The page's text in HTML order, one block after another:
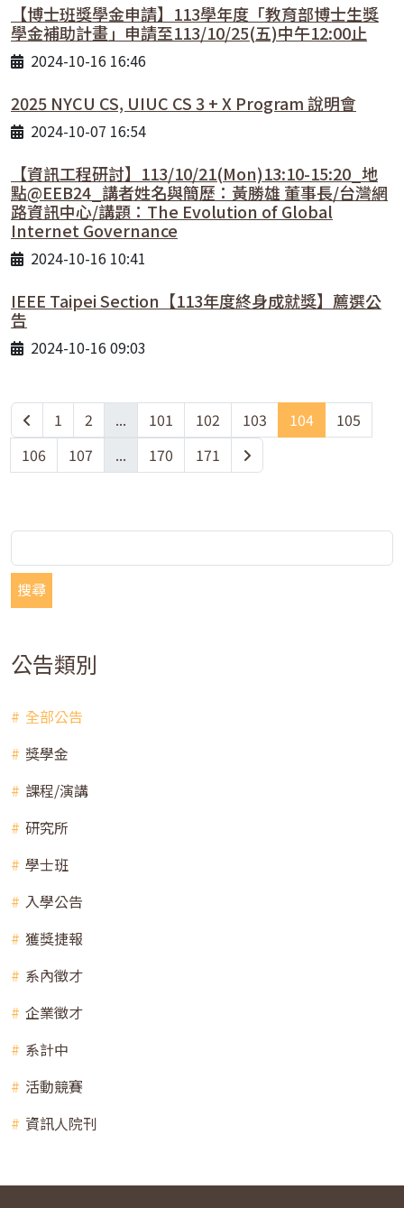
【博士班獎學金申請】113學年度「教育部博士生獎
學金補助計畫」申請至113/10/25(五)中午12:00止
2024-10-16 16:46
2025 NYCU CS, UIUC CS 3 + X Program 說明會
2024-10-07 16:54
【資訊工程研討】113/10/21(Mon)13:10-15:20_地
點@EEB24_講者姓名與簡歷：黃勝雄 董事長/台灣網
路資訊中心/講題：The Evolution of Global
Internet Governance
2024-10-16 10:41
IEEE Taipei Section【113年度終身成就獎】薦選公
告
2024-10-16 09:03
1 2 ... 101 102 103 104
105
106
107 ... 170 171
搜尋
公告類別
全部公告
獎學金
課程/演講
研究所
學士班
入學公告
獲獎捷報
系內徵才
企業徵才
系計中
活動競賽
資訊人院刊